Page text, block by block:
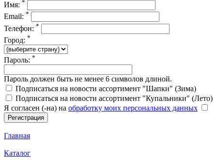
Имя: *
Email: *
Телефон: *
Город: *
Пароль: *
Пароль должен быть не менее 6 символов длиной.
Подписаться на новости ассортимент "Шапки" (Зима)
Подписаться на новости ассортимент "Купальники" (Лето)
Я согласен (-на) на обработку моих персональных данных
Главная
Каталог